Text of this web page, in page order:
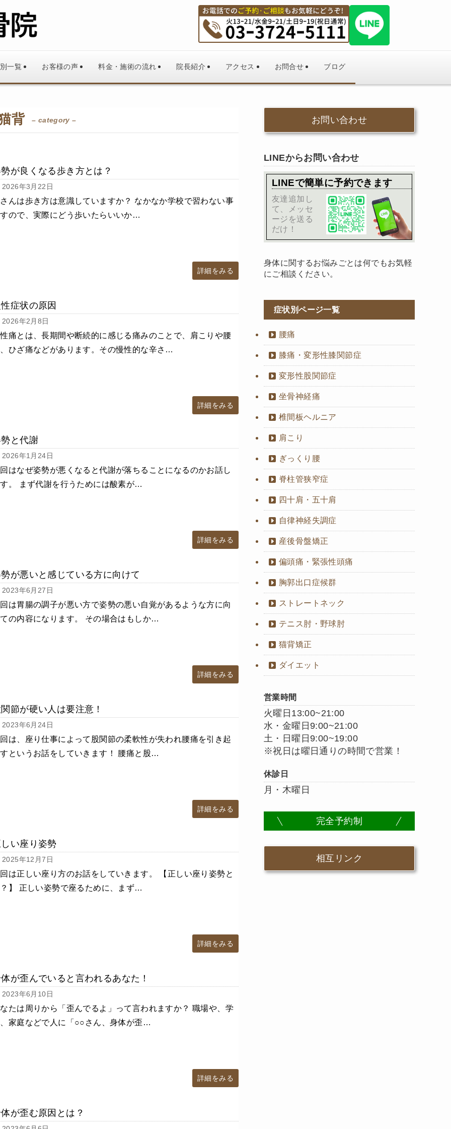
一覧 お客様の声 料金・施術の流れ 院長紹介 アクセス お問合せ ブログ
背 – category –
が良くなる歩き方とは？
2026年3月22日
んは歩き方は意識していますか？ なかなか学校で習わない事
ので、実際にどう歩いたらいいか…
詳細をみる
症状の原因
2026年2月8日
痛とは、長期間や断続的に感じる痛みのことで、肩こりや腰
ひざ痛などがあります。その慢性的な辛さ…
詳細をみる
と代謝
2026年1月24日
はなぜ姿勢が悪くなると代謝が落ちることになるのかお話し
。 まず代謝を行うためには酸素が…
詳細をみる
が悪いと感じている方に向けて
2023年6月27日
は胃腸の調子が悪い方で姿勢の悪い自覚があるような方に向
の内容になります。 その場合はもしか…
詳細をみる
節が硬い人は要注意！
2023年6月24日
は、座り仕事によって股関節の柔軟性が失われ腰痛を引き起
というお話をしていきます！ 腰痛と股…
詳細をみる
い座り姿勢
2025年12月7日
は正しい座り方のお話をしていきます。 【正しい座り姿勢と
】 正しい姿勢で座るために、まず…
詳細をみる
が歪んでいると言われるあなた！
2023年6月10日
たは周りから「歪んでるよ」って言われますか？ 職場や、学
家庭などで人に「○○さん、身体が歪…
詳細をみる
が歪む原因とは？
お問い合わせ
LINEからお問い合わせ
LINEで簡単に予約できます
友達追加し
て、メッセ
ージを送る
だけ！
身体に関するお悩みごとは何でもお気軽
にご相談ください。
症状別ページ一覧
腰痛
膝痛・変形性膝関節症
変形性股関節症
坐骨神経痛
椎間板ヘルニア
肩こり
ぎっくり腰
脊柱管狭窄症
四十肩・五十肩
自律神経失調症
産後骨盤矯正
偏頭痛・緊張性頭痛
胸郭出口症候群
ストレートネック
テニス肘・野球肘
猫背矯正
ダイエット
営業時間
火曜日13:00~21:00
水・金曜日9:00~21:00
土・日曜日9:00~19:00
※祝日は曜日通りの時間で営業！
休診日
月・木曜日
完全予約制
相互リンク